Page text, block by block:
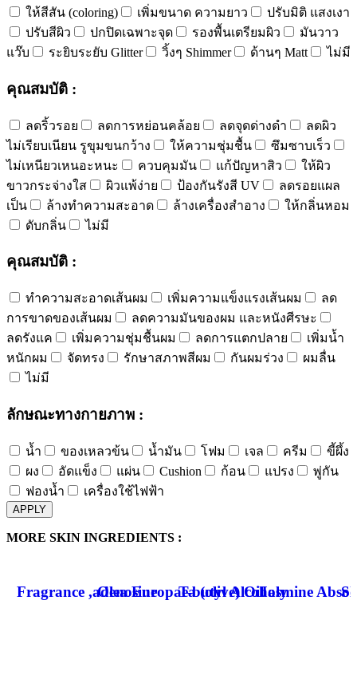
ให้สีสัน (coloring) เพิ่มขนาด ความยาว
ปรับมิติ แสงเงา
ปรับสีผิว
ปกปิดเฉพาะจุด รองพื้นเตรียมผิว
มันวาว
แว๊บ
ระยิบระยับ Glitter วิ้งๆ Shimmer ด้านๆ Matt ไม่มี
คุณสมบัติ :
ลดริ้วรอย ลดการหย่อนคล้อย ลดจุดด่างดำ
ลดผิว
ไม่เรียบเนียน รูขุมขนกว้าง
ให้ความชุ่มชื้น
ซึมซาบเร็ว
ไม่เหนียวเหนอะหนะ
ควบคุมมัน แก้ปัญหาสิว
ให้ผิว
ขาวกระจ่างใส
ผิวแพ้ง่าย ป้องกันรังสี UV
ลดรอยแผล
เป็น
ล้างทำความสะอาด ล้างเครื่องสำอาง
ให้กลิ่นหอม
ดับกลิ่น
ไม่มี
คุณสมบัติ :
ทำความสะอาดเส้นผม เพิ่มความแข็งแรงเส้นผม
ลด
การขาดของเส้นผม
ลดความมันของผม และหนังศีรษะ
ลดรังแค
เพิ่มความชุ่มชื้นผม ลดการแตกปลาย
เพิ่มน้ำ
หนักผม
จัดทรง รักษาสภาพสีผม กันผมร่วง
ผมลื่น
ไม่มี
ลักษณะทางกายภาพ :
น้ำ ของเหลวข้น น้ำมัน โฟม เจล ครีม
ขี้ผึ้ง
ผง
อัดแข็ง แผ่น Cushion ก้อน แปรง
พู่กัน
ฟองน้ำ
เครื่องใช้ไฟฟ้า
APPLY
MORE SKIN INGREDIENTS :
Fragrance ,adenosineOlea Europaea (olive) Oil
T-butyl AlcoholyJasmine